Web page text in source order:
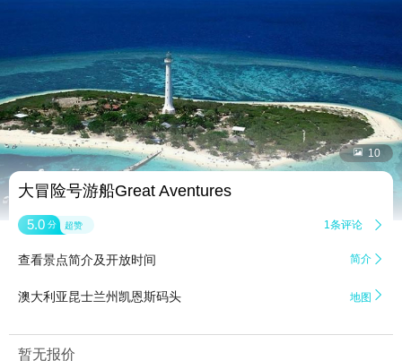
 10
大冒险号游船Great Aventures
5.0 分 超赞 1条评论 
查看景点简介及开放时间 简介 
澳大利亚昆士兰州凯恩斯码头 地图 
暂无报价